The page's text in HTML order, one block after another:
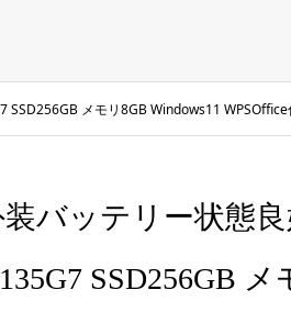
SSD256GB メモリ8GB Windows11
装バッテリー状態
SSD256GB メ